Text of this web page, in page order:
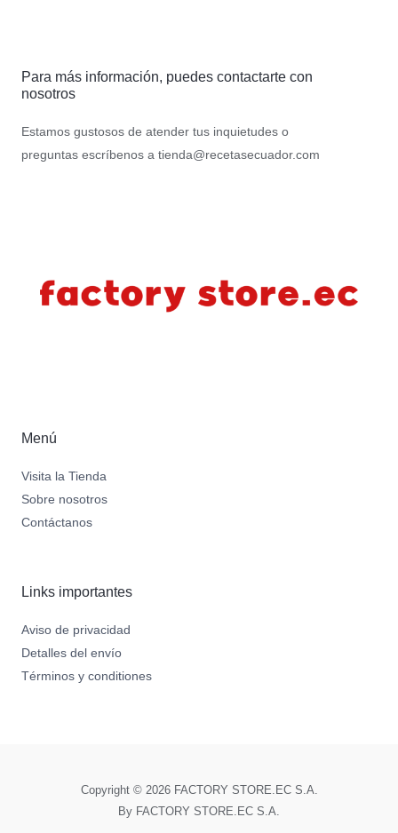
Para más información, puedes contactarte con
nosotros
Estamos gustosos de atender tus inquietudes o
preguntas escríbenos a tienda@recetasecuador.com
Menú
Visita la Tienda
Sobre nosotros
Contáctanos
Links importantes
Aviso de privacidad
Detalles del envío
Términos y conditiones
Copyright © 2026 FACTORY STORE.EC S.A.
By FACTORY STORE.EC S.A.